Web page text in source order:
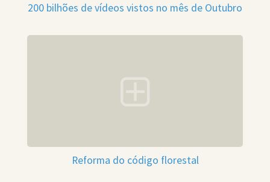
200 bilhões de vídeos vistos no mês de Outubro
Reforma do código florestal